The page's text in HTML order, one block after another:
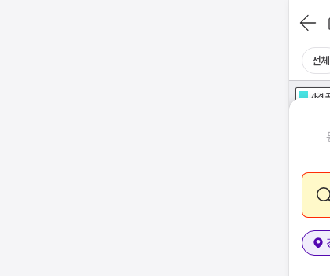
전체
가격